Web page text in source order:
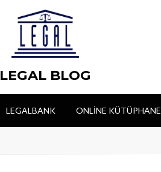
LEGAL BLOG
LEGALBANK ONLINE KÜTÜPHANE